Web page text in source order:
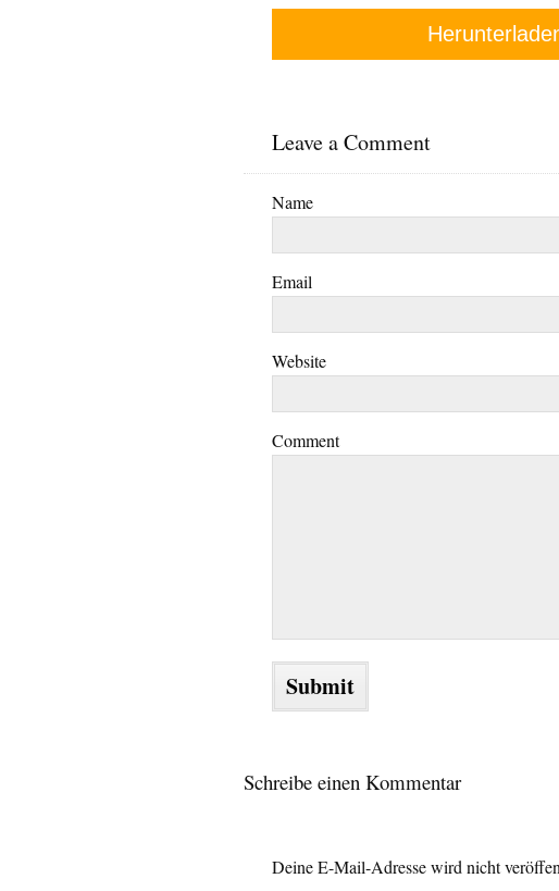
Leave a Comment
Name
Email
Website
Comment
Schreibe einen Kommentar
Deine E-Mail-Adresse wird nicht